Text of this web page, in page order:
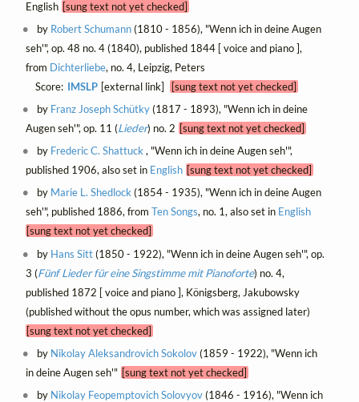
English [sung text not yet checked]
by Robert Schumann(1810 - 1856), "Wenn ich in deine Augen
seh'", op. 48 no. 4 (1840), published 1844 [ voice and piano ],
from Dichterliebe, no. 4, Leipzig, Peters
Score: IMSLP [external link]
[sung text not yet checked]
by Franz Joseph Schütky(1817 - 1893), "Wenn ich in deine
Augen seh'", op. 11 (Lieder) no. 2 [sung text not yet checked]
by Frederic C. Shattuck, "Wenn ich in deine Augen seh'",
published 1906, also set in English [sung text not yet checked]
by Marie L. Shedlock(1854 - 1935), "Wenn ich in deine Augen
seh'", published 1886, from Ten Songs, no. 1, also set in English
[sung text not yet checked]
by Hans Sitt(1850 - 1922), "Wenn ich in deine Augen seh'", op.
3 (Fünf Lieder für eine Singstimme mit Pianoforte) no. 4,
published 1872 [ voice and piano ], Königsberg, Jakubowsky
(published without the opus number, which was assigned later)
[sung text not yet checked]
by Nikolay Aleksandrovich Sokolov(1859 - 1922), "Wenn ich
in deine Augen seh'" [sung text not yet checked]
by Nikolay Feopemptovich Solovyov(1846 - 1916), "Wenn ich